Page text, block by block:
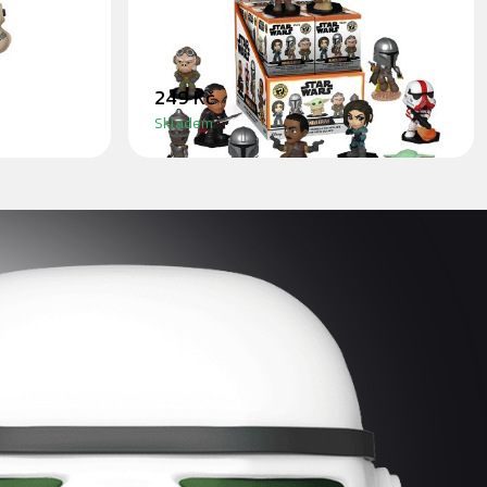
MANDALORIAN - BLINDBOX
249 Kč
Skladem